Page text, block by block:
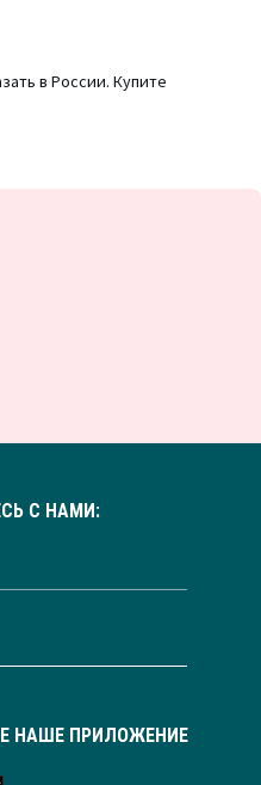
в России. Купите
С НАМИ:
НАШЕ ПРИЛОЖЕНИЕ